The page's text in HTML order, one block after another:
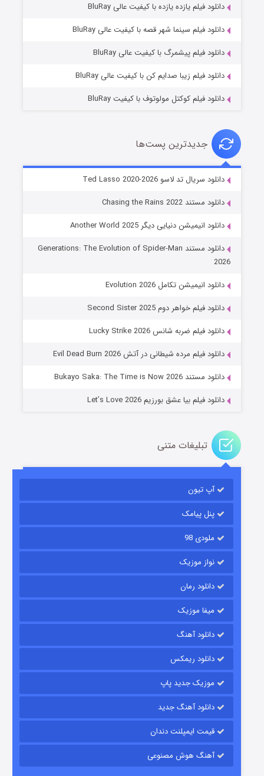
خاندان اژدها فصل ۳
جادوگری در مغولستان
باب اسفنجی فصل ۱۷
قسمت۶ (زیرنویس) منتشر شد
قسمت۱۵ (دوبله) منتشر شد
دانلود فیلم یازده یازده با کیفیت عالی BluRay
دانلود فیلم سینما شهر قصه با کیفیت عالی BluRay
دانلود فیلم پیشمرگ با کیفیت عالی BluRay
دانلود فیلم زیبا صدایم کن با کیفیت عالی BluRay
دانلود فیلم کوکتل مولوتوف با کیفیت BluRay
جدیدترین پست‌ها
دانلود سریال تد لاسو Ted Lasso 2020-2026
دانلود مستند Chasing the Rains 2022
دانلود انیمیشن دنیایی دیگر Another World 2025
دانلود مستند Generations: The Evolution of Spider-Man
2026
دانلود انیمیشن تکامل Evolution 2026
دانلود فیلم خواهر دوم Second Sister 2025
دانلود فیلم ضربه شانس Lucky Strike 2026
دانلود فیلم مرده شیطانی در آتش Evil Dead Burn 2026
دانلود مستند Bukayo Saka: The Time is Now 2026
دانلود فیلم بیا عشق بورزیم Let’s Love 2026
تبلیغات متنی
آپ تیون
پنل پیامک
ملودی 98
نواز موزیک
دانلود رمان
میفا موزیک
دانلود آهنگ
دانلود ریمکس
موزیک جدید پاپ
دانلود آهنگ جدید
قیمت ایمپلنت دندان
آهنگ هوش مصنوعی